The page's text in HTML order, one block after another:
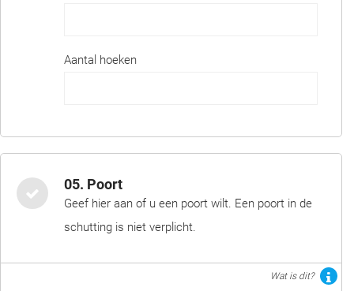
Aantal hoeken
05. Poort
Geef hier aan of u een poort wilt. Een poort in de
schutting is niet verplicht.
Wat is dit?